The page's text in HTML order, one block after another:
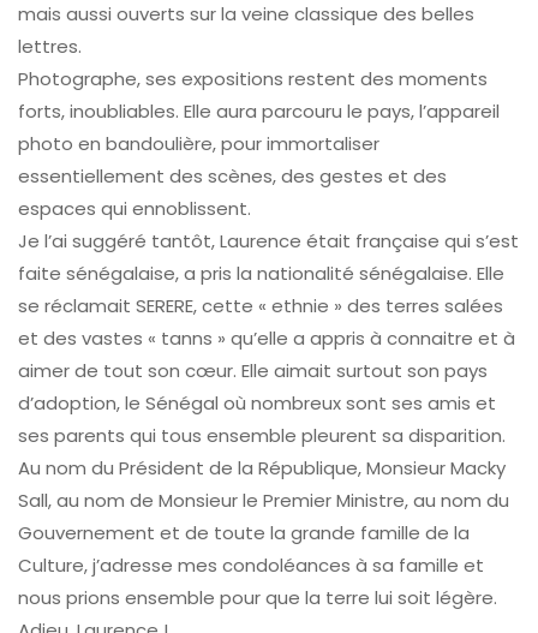
mais aussi ouverts sur la veine classique des belles
lettres.
Photographe, ses expositions restent des moments
forts, inoubliables. Elle aura parcouru le pays, l’appareil
photo en bandoulière, pour immortaliser
essentiellement des scènes, des gestes et des
espaces qui ennoblissent.
Je l’ai suggéré tantôt, Laurence était française qui s’est
faite sénégalaise, a pris la nationalité sénégalaise. Elle
se réclamait SERERE, cette « ethnie » des terres salées
et des vastes « tanns » qu’elle a appris à connaitre et à
aimer de tout son cœur. Elle aimait surtout son pays
d’adoption, le Sénégal où nombreux sont ses amis et
ses parents qui tous ensemble pleurent sa disparition.
Au nom du Président de la République, Monsieur Macky
Sall, au nom de Monsieur le Premier Ministre, au nom du
Gouvernement et de toute la grande famille de la
Culture, j’adresse mes condoléances à sa famille et
nous prions ensemble pour que la terre lui soit légère.